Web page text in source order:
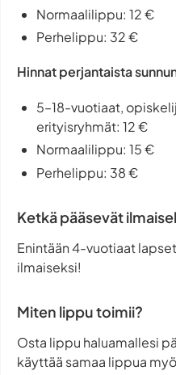
Normaalilippu: 12 €
Perhelippu: 32 €
Hinnat perjantaista
5–18-vuotiaat,
erityisryhmät: 12 €
Normaalilippu: 15 €
Perhelippu: 38 €
Ketkä pääsevät
Enintään 4-vuotiaat
ilmaiseksi!
Miten lippu toimii?
Osta lippu haluamallesi
käyttää samaa lippua